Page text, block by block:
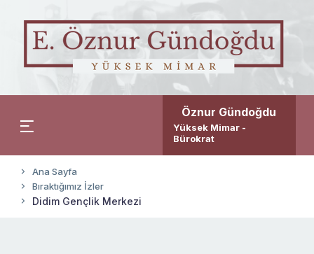
Öznur Gündoğdu
Yüksek Mimar -
Bürokrat
Ana Sayfa
Bıraktığımız İzler
Didim Gençlik Merkezi